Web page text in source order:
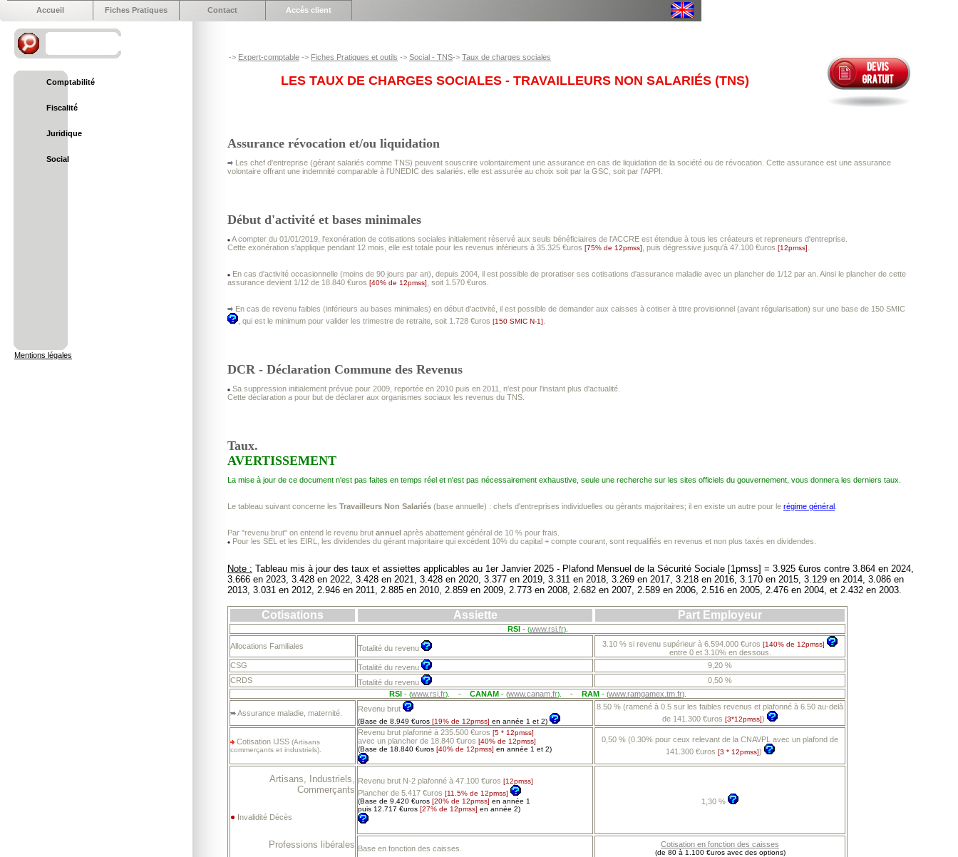
Accueil Fiches Pratiques Contact Accés client
Comptabilité
Fiscalité
Juridique
Social
Mentions légales
-> Expert-comptable -> Fiches Pratiques et outils -> Social - TNS-> Taux de charges sociales
LES TAUX DE CHARGES SOCIALES - TRAVAILLEURS NON SALARIÉS (TNS)
Assurance révocation et/ou liquidation
Les chef d'entreprise (gérant salariés comme TNS) peuvent souscrire volontairement une assurance en cas de liquidation de la société ou de révocation. Cette assurance est une assurance
volontaire offrant une indemnité comparable à l'UNEDIC des salariés. elle est assurée au choix soit par la GSC, soit par l'APPI.
Début d'activité et bases minimales
A compter du 01/01/2019, l'exonération de cotisations sociales initialement réservé aux seuls bénéficiaires de l'ACCRE est étendue à tous les créateurs et repreneurs d'entreprise.
Cette exonération s'applique pendant 12 mois, elle est totale pour les revenus inférieurs à 35.325 €uros [75% de 12pmss] , puis dégressive jusqu'à 47.100 €uros [12pmss]
En cas d'activité occasionnelle (moins de 90 jours par an), depuis 2004, il est possible de proratiser ses cotisations d'assurance maladie avec un plancher de 1/12 par an. Ainsi le plancher de cette
assurance devient 1/12 de 18.840 €uros [40% de 12pmss] , soit 1.570 €uros.
En cas de revenu faibles (inférieurs au bases minimales) en début d'activité, il est possible de demander aux caisses à cotiser à titre provisionnel (avant régularisation) sur une base de 150 SMIC
, qui est le minimum pour valider les trimestre de retraite, soit 1.728 €uros [150 SMIC N-1]
DCR - Déclaration Commune des Revenus
Sa suppression initialement prévue pour 2009, reportée en 2010 puis en 2011, n'est pour l'instant plus d'actualité.
Cette déclaration a pour but de déclarer aux organismes sociaux les revenus du TNS.
Taux.
AVERTISSEMENT
La mise à jour de ce document n'est pas faites en temps réel et n'est pas nécessairement exhaustive, seule une recherche sur les sites officiels du gouvernement, vous donnera les derniers taux.
Le tableau suivant concerne les Travailleurs Non Salariés (base annuelle) : chefs d'entreprises individuelles ou gérants majoritaires; il en existe un autre pour le régime général
Par "revenu brut" on entend le revenu brut annuel après abattement général de 10 % pour frais.
Pour les SEL et les EIRL, les dividendes du gérant majoritaire qui excédent 10% du capital + compte courant, sont requalifiés en revenus et non plus taxés en dividendes.
Note : Tableau mis à jour des taux et assiettes applicables au 1er Janvier 2025 - Plafond Mensuel de la Sécurité Sociale [1pmss] = 3.925 €uros contre 3.864 en 2024,
3.666 en 2023, 3.428 en 2022, 3.428 en 2021, 3.428 en 2020, 3.377 en 2019, 3.311 en 2018, 3.269 en 2017, 3.218 en 2016, 3.170 en 2015, 3.129 en 2014, 3.086 en
2013, 3.031 en 2012, 2.946 en 2011, 2.885 en 2010, 2.859 en 2009, 2.773 en 2008, 2.682 en 2007, 2.589 en 2006, 2.516 en 2005, 2.476 en 2004, et 2.432 en 2003.
Cotisations Assiette Part Employeur
RSI- (www.rsi.fr).
Allocations Familiales Totalité du revenu 3.10 % si revenu supérieur à 6.594.000 €uros [140% de 12pmss]
entre 0 et 3.10% en dessous.
CSG
Totalité du revenu
9,20 %
CRDS
Totalité du revenu
0,50 %
RSI- (www.rsi.fr). - CANAM- (www.canam.fr). - RAM- (www.ramgamex.tm.fr).
Assurance maladie, maternité. Revenu brut
(Base de 8.949 €uros [19% de 12pmss] en année 1 et 2)
8.50 % (ramené à 0.5 sur les faibles revenus et plafonné à 6.50 au-delà
de 141.300 €uros [3*12pmss])
Cotisation IJSS (Artisans
commerçants et industriels).
Revenu brut plafonné à 235.500 €uros [5 * 12pmss]
avec un plancher de 18.840 €uros [40% de 12pmss]
(Base de 18.840 €uros [40% de 12pmss] en année 1 et 2)
0,50 % (0.30% pour ceux relevant de la CNAVPL avec un plafond de
141.300 €uros [3 * 12pmss])
Artisans, Industriels,
Commerçants
Invalidité Décès
Professions libérales
Revenu brut N-2 plafonné à 47.100 €uros [12pmss]
Plancher de 5.417 €uros [11.5% de 12pmss]
(Base de 9.420 €uros [20% de 12pmss] en année 1
puis 12.717 €uros [27% de 12pmss] en année 2)
1,30 %
Base en fonction des caisses. Cotisation en fonction des caisses
(de 80 à 1.100 €uros avec des options)